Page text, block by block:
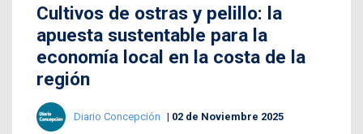
Cultivos de ostras y pelillo: la
apuesta sustentable para la
economía local en la costa de la
región
Diario Concepción 02 de Noviembre 2025